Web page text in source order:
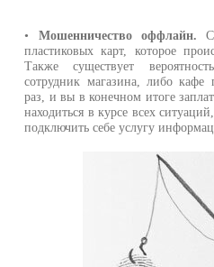
• Мошенничество оффлайн.
пластиковых карт, которое
Также существует
сотрудник магазина, либо кафе
раз, и вы в конечном итоге
находиться в курсе всех
подключить себе услугу